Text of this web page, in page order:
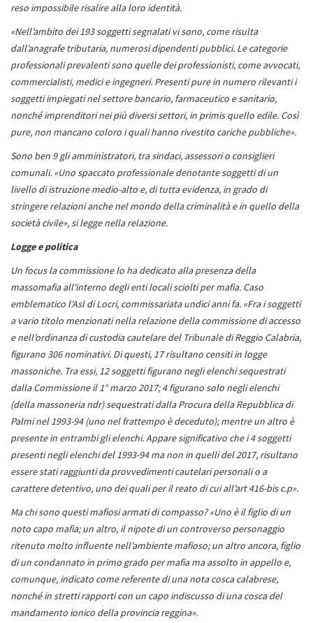
reso impossibile risalire alla loro identità.
«Nell’ambito dei 193 soggetti segnalati vi sono, come risulta
dall’anagrafe tributaria, numerosi dipendenti pubblici. Le categorie
professionali prevalenti sono quelle dei professionisti, come avvocati,
commercialisti, medici e ingegneri. Presenti pure in numero rilevanti i
soggetti impiegati nel settore bancario, farmaceutico e sanitario,
nonché imprenditori nei più diversi settori, in primis quello edile. Così
pure, non mancano coloro i quali hanno rivestito cariche pubbliche».
Sono ben 9 gli amministratori, tra sindaci, assessori o consiglieri
comunali. «Uno spaccato professionale denotante soggetti di un
livello di istruzione medio-alto e, di tutta evidenza, in grado di
stringere relazioni anche nel mondo della criminalità e in quello della
società civile», si legge nella relazione.
Logge e politica
Un focus la commissione lo ha dedicato alla presenza della
massomafia all'interno degli enti locali sciolti per mafia. Caso
emblematico l'Asl di Locri, commissariata undici anni fa. «Fra i soggetti
a vario titolo menzionati nella relazione della commissione di accesso
e nell’ordinanza di custodia cautelare del Tribunale di Reggio Calabria,
figurano 306 nominativi. Di questi, 17 risultano censiti in logge
massoniche. Tra essi, 12 soggetti figurano negli elenchi sequestrati
dalla Commissione il 1° marzo 2017; 4 figurano solo negli elenchi
(della massoneria ndr) sequestrati dalla Procura della Repubblica di
Palmi nel 1993-94 (uno nel frattempo è deceduto); mentre un altro è
presente in entrambi gli elenchi. Appare significativo che i 4 soggetti
presenti negli elenchi del 1993-94 ma non in quelli del 2017, risultano
essere stati raggiunti da provvedimenti cautelari personali o a
carattere detentivo, uno dei quali per il reato di cui all’art 416-bis c.p».
Ma chi sono questi mafiosi armati di compasso? «Uno è il figlio di un
noto capo mafia; un altro, il nipote di un controverso personaggio
ritenuto molto influente nell’ambiente mafioso; un altro ancora, figlio
di un condannato in primo grado per mafia ma assolto in appello e,
comunque, indicato come referente di una nota cosca calabrese,
nonché in stretti rapporti con un capo indiscusso di una cosca del
mandamento ionico della provincia reggina».